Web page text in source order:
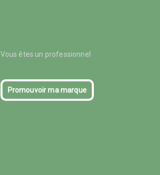
Vous êtes un professionnel
Promouvoir ma marque